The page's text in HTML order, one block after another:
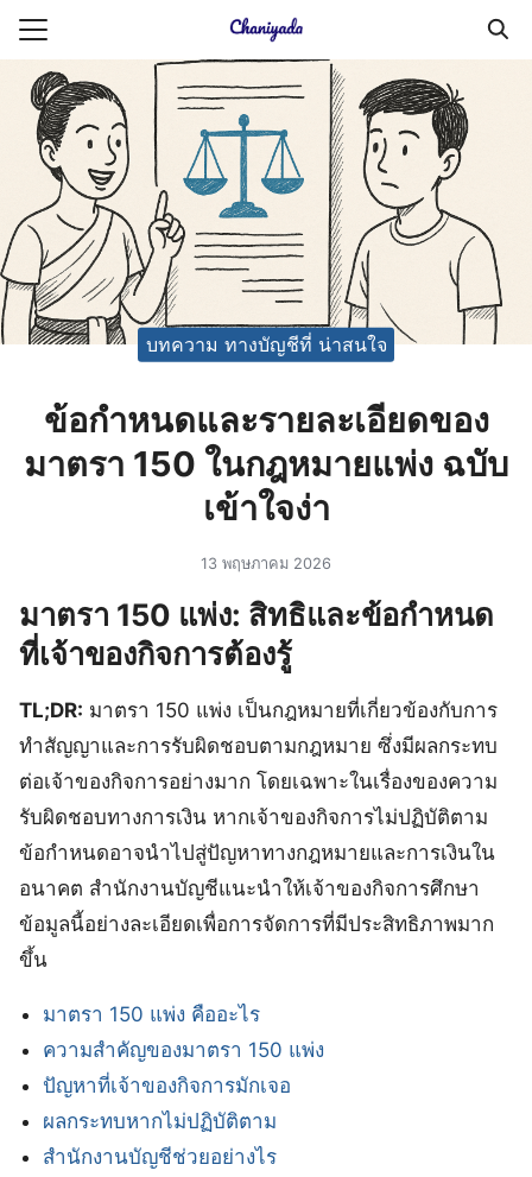
Skip
content
ยความเป็นส่วนตัว
ญชี (Accounting service)
ญชี (Accounting
Search
for:
บทความ ทางบัญชีที่ น่าสนใจ
ข้อกำหนดและรายละเอียดของ
มาตรา 150 ในกฎหมายแพ่ง ฉบับ
เข้าใจง่า
13 พฤษภาคม 2026
มาตรา 150 แพ่ง: สิทธิและข้อกำหนด
ที่เจ้าของกิจการต้องรู้
TL;DR: มาตรา 150 แพ่ง เป็นกฎหมายที่เกี่ยวข้องกับการ
ทำสัญญาและการรับผิดชอบตามกฎหมาย ซึ่งมีผลกระทบ
ต่อเจ้าของกิจการอย่างมาก โดยเฉพาะในเรื่องของความ
รับผิดชอบทางการเงิน หากเจ้าของกิจการไม่ปฏิบัติตาม
ข้อกำหนดอาจนำไปสู่ปัญหาทางกฎหมายและการเงินใน
อนาคต สำนักงานบัญชีแนะนำให้เจ้าของกิจการศึกษา
ข้อมูลนี้อย่างละเอียดเพื่อการจัดการที่มีประสิทธิภาพมาก
ขึ้น
มาตรา 150 แพ่ง คืออะไร
ความสำคัญของมาตรา 150 แพ่ง
ปัญหาที่เจ้าของกิจการมักเจอ
ผลกระทบหากไม่ปฏิบัติตาม
สำนักงานบัญชีช่วยอย่างไร